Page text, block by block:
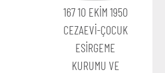
167 10 EKİM 1950
CEZAEVİ-ÇOCUK
ESİRGEME
KURUMU VE